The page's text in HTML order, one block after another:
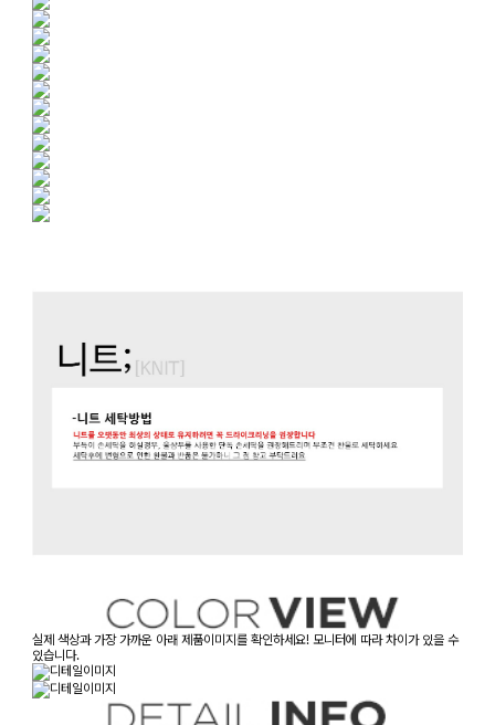
실제 색상과 가장 가까운 아래 제품이미지를 확인하세요! 모니터에 따라 차이가 있을 수
있습니다.